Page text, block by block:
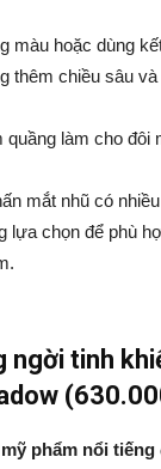
màu hoặc dùng
thêm chiều sâu
quầng làm cho đôi
mắt nhũ có
lựa chọn để phù
ngời tinh
phẩm nổi